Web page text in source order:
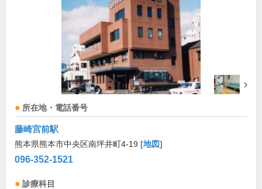
所在地・電話番号
藤崎宮前駅
熊本県熊本市中央区南坪井町4-19 [地図]
096-352-1521
診療科目